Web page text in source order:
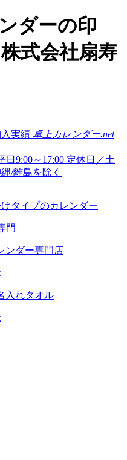
ダーの印
式会社扇寿
実績 卓上カレンダー.net
タイプのカレンダー
ンダー専門店
入れタオル